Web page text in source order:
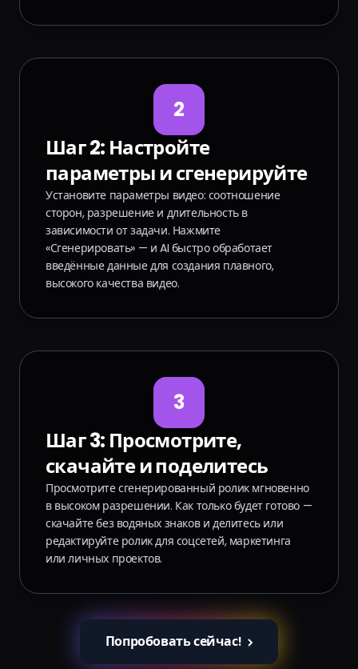
2
Шаг 2: Настройте
параметры и сгенерируйте
Установите параметры видео: соотношение
сторон, разрешение и длительность в
зависимости от задачи. Нажмите
«Сгенерировать» — и AI быстро обработает
введённые данные для создания плавного,
высокого качества видео.
3
Шаг 3: Просмотрите,
скачайте и поделитесь
Просмотрите сгенерированный ролик мгновенно
в высоком разрешении. Как только будет готово —
скачайте без водяных знаков и делитесь или
редактируйте ролик для соцсетей, маркетинга
или личных проектов.
Попробовать сейчас!